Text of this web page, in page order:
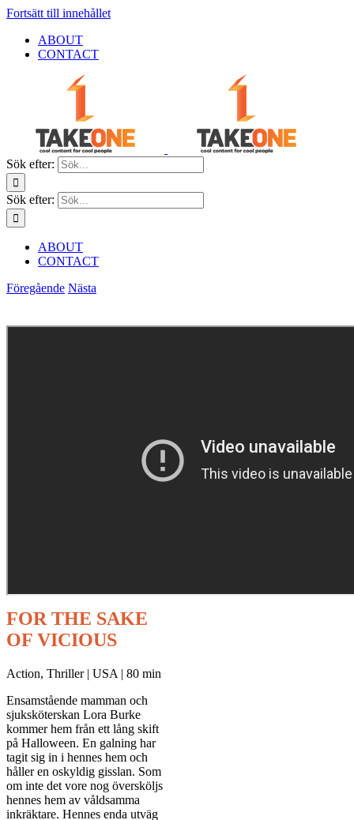
Fortsätt till innehållet
ABOUT
CONTACT
Sök efter:
Sök efter:
ABOUT
CONTACT
Föregående Nästa
FOR THE SAKE
OF VICIOUS
Action, Thriller | USA | 80 min
Ensamstående mamman och
sjuksköterskan Lora Burke
kommer hem från ett lång skift
på Halloween. En galning har
tagit sig in i hennes hem och
håller en oskyldig gisslan. Som
om inte det vore nog översköljs
hennes hem av våldsamma
inkräktare. Hennes enda utväg